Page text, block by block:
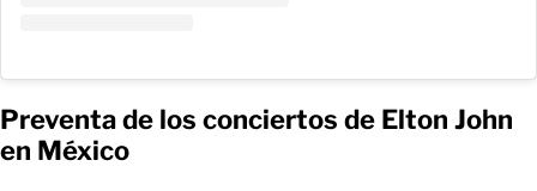
Preventa de los conciertos de Elton John
en México